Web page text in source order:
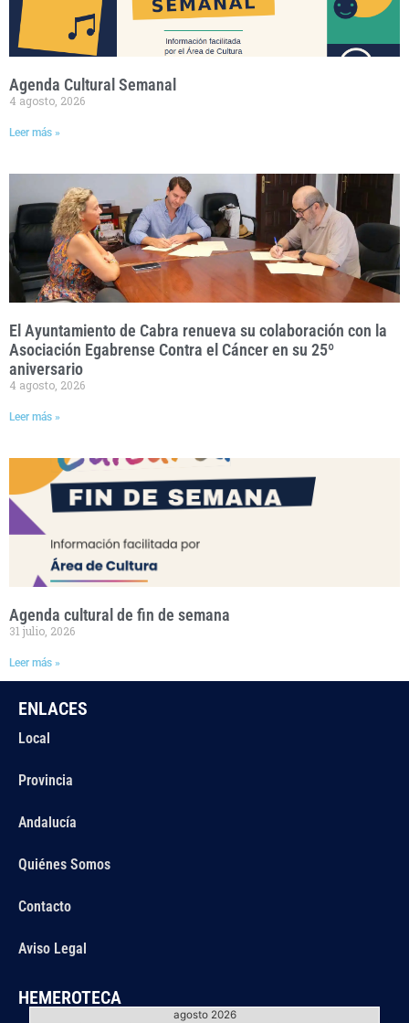
Agenda Cultural Semanal
4 agosto, 2026
Leer más »
El Ayuntamiento de Cabra renueva su colaboración con la
Asociación Egabrense Contra el Cáncer en su 25º
aniversario
4 agosto, 2026
Leer más »
Agenda cultural de fin de semana
31 julio, 2026
Leer más »
ENLACES
Local
Provincia
Andalucía
Quiénes Somos
Contacto
Aviso Legal
HEMEROTECA
agosto 2026